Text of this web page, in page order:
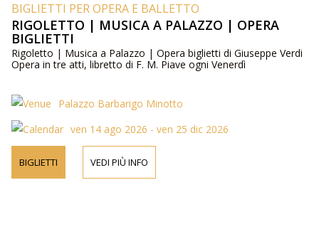
BIGLIETTI PER OPERA E BALLETTO
RIGOLETTO | MUSICA A PALAZZO | OPERA
BIGLIETTI
Rigoletto | Musica a Palazzo | Opera biglietti di Giuseppe Verdi
Opera in tre atti, libretto di F. M. Piave ogni Venerdì
Palazzo Barbarigo Minotto
ven 14 ago 2026 - ven 25 dic 2026
BIGLIETTI VEDI PIÙ INFO